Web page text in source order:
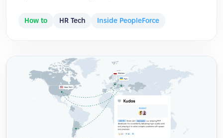
How to HR Tech Inside PeopleForce